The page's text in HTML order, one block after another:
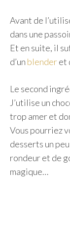
Avant de
dans une
Et en suite, il
d’un blenderet
Le second
J’utilise un
trop amer et
Vous pourriez
desserts un
rondeur et de
magique…